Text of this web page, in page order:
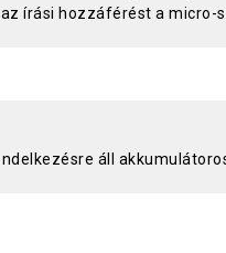
írási hozzáférést a
áll